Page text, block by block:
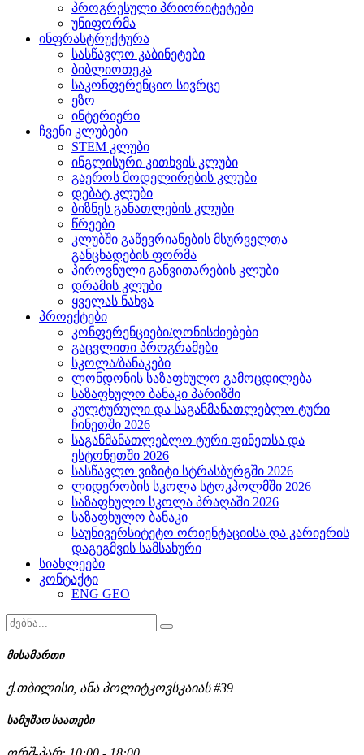
პროგრესული პრიორიტეტები
უნიფორმა
ინფრასტრუქტურა
სასწავლო კაბინეტები
ბიბლიოთეკა
საკონფერენციო სივრცე
ეზო
ინტერიერი
ჩვენი კლუბები
STEM კლუბი
ინგლისური კითხვის კლუბი
გაეროს მოდელირების კლუბი
დებატ კლუბი
ბიზნეს განათლების კლუბი
წრეები
კლუბში გაწევრიანების მსურველთა
განცხადების ფორმა
პიროვნული განვითარების კლუბი
დრამის კლუბი
ყველას ნახვა
პროექტები
კონფერენციები/ღონისძიებები
გაცვლითი პროგრამები
სკოლა/ბანაკები
ლონდონის საზაფხულო გამოცდილება
საზაფხულო ბანაკი პარიზში
კულტურული და საგანმანათლებლო ტური
ჩინეთში 2026
საგანმანათლებლო ტური ფინეთსა და
ესტონეთში 2026
სასწავლო ვიზიტი სტრასბურგში 2026
ლიდერობის სკოლა სტოკჰოლმში 2026
საზაფხულო სკოლა პრაღაში 2026
საზაფხულო ბანაკი
საუნივერსიტეტო ორიენტაციისა და კარიერის
დაგეგმვის სამსახური
სიახლეები
კონტაქტი
ENG GEO
მისამართი
ქ.თბილისი, ანა პოლიტკოვსკაიას #39
სამუშაო საათები